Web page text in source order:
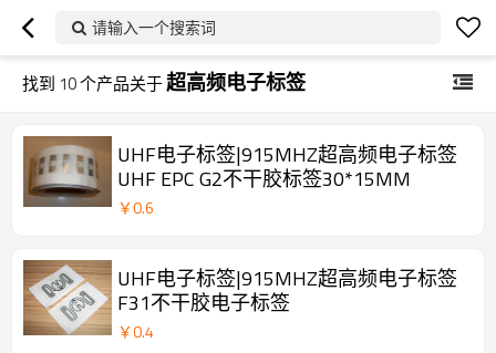
请输入一个搜索词
找到 10个产品关于超高频电子标签
UHF电子标签|915MHZ超高频电子标签
UHF EPC G2不干胶标签30*15MM
￥0.6
UHF电子标签|915MHZ超高频电子标签
F31不干胶电子标签
￥0.4